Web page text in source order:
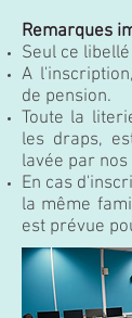
Remarques
Seul ce
A
de pension.
Toute la
les draps,
lavée par nos
En cas
la même
est prévue